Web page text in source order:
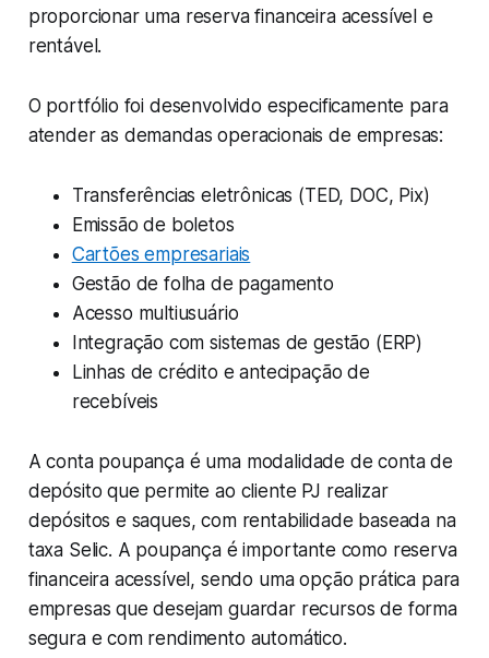
proporcionar uma reserva financeira acessível e
rentável.
O portfólio foi desenvolvido especificamente para
atender as demandas operacionais de empresas:
Transferências eletrônicas (TED, DOC, Pix)
Emissão de boletos
Cartões empresariais
Gestão de folha de pagamento
Acesso multiusuário
Integração com sistemas de gestão (ERP)
Linhas de crédito e antecipação de
recebíveis
A conta poupança é uma modalidade de conta de
depósito que permite ao cliente PJ realizar
depósitos e saques, com rentabilidade baseada na
taxa Selic. A poupança é importante como reserva
financeira acessível, sendo uma opção prática para
empresas que desejam guardar recursos de forma
segura e com rendimento automático.